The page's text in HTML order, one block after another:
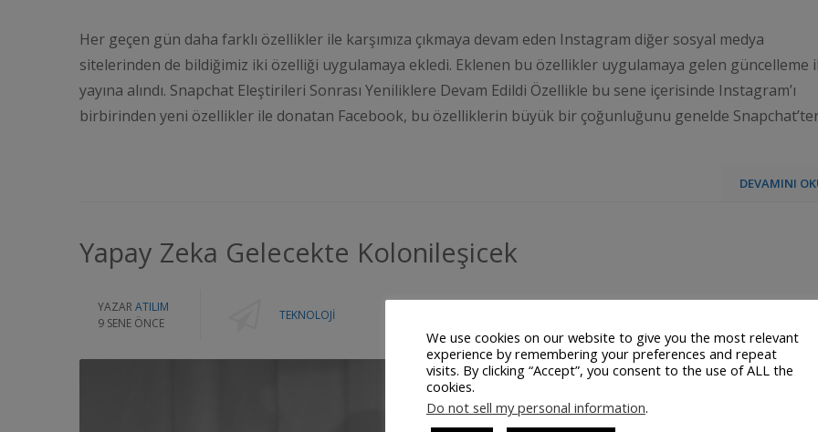
Her geçen gün daha farklı özellikler ile karşımıza çıkmaya devam eden Instagram diğer sosyal medya
sitelerinden de bildiğimiz iki özelliği uygulamaya ekledi. Eklenen bu özellikler uygulamaya gelen güncelleme
yayına alındı. Snapchat Eleştirileri Sonrası Yeniliklere Devam Edildi Özellikle bu sene içerisinde Instagram’ı
birbirinden yeni özellikler ile donatan Facebook, bu özelliklerin büyük bir çoğunluğunu genelde
DEVAMINI
Yapay Zeka Gelecekte Kolonileşicek
YAZAR ATILIM
9 SENE ÖNCE
TEKNOLOJI
We use cookies on our website to give you the most relevant
experience by remembering your preferences and repeat
visits. By clicking “Accept”, you consent to the use of ALL the
cookies.
Do not sell my personal information.